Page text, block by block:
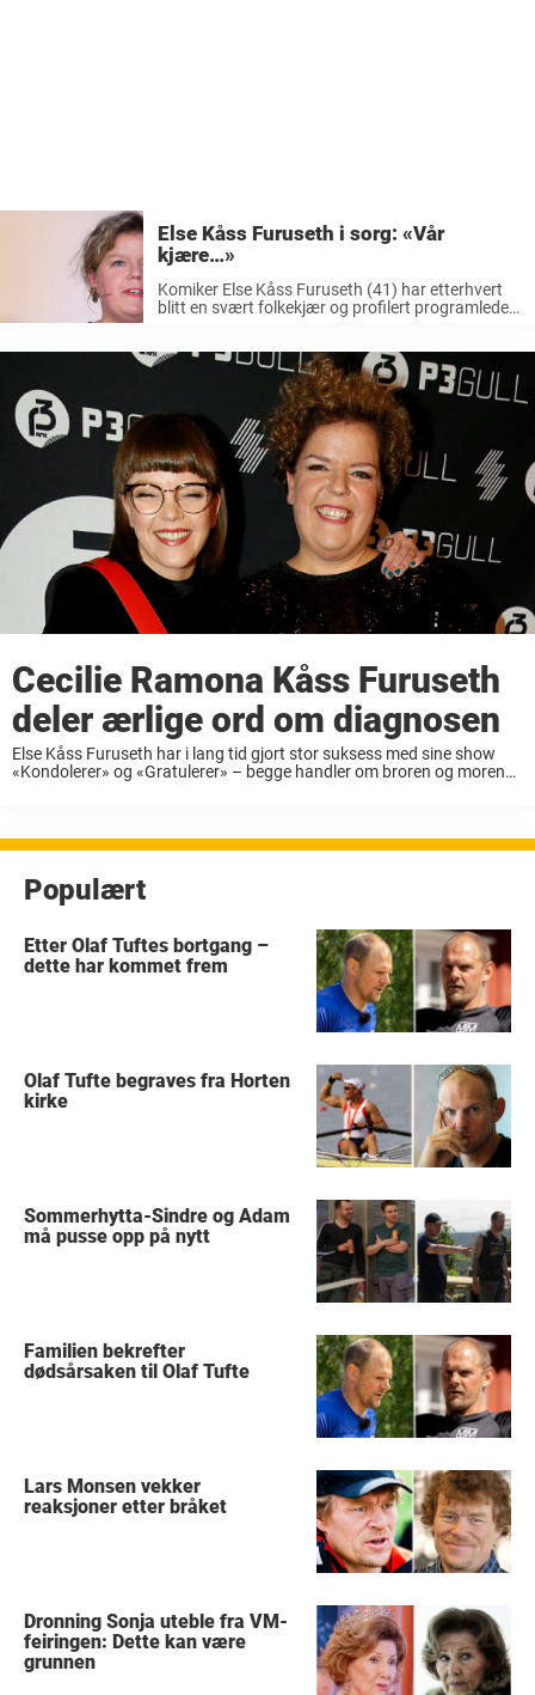
Else Kåss Furuseth i sorg: «Vår
kjære…»
Komiker Else Kåss Furuseth (41) har etterhvert
blitt en svært folkekjær og profilert programleder.
lørdager i beste sendetid på ...
Cecilie Ramona Kåss Furuseth
deler ærlige ord om diagnosen
Else Kåss Furuseth har i lang tid gjort stor suksess med sine show
«Kondolerer» og «Gratulerer» – begge handler om broren og morens
Populært
Etter Olaf Tuftes bortgang –
dette har kommet frem
Olaf Tufte begraves fra Horten
kirke
Sommerhytta-Sindre og Adam
må pusse opp på nytt
Familien bekrefter
dødsårsaken til Olaf Tufte
Lars Monsen vekker
reaksjoner etter bråket
Dronning Sonja uteble fra VM-
feiringen: Dette kan være
grunnen